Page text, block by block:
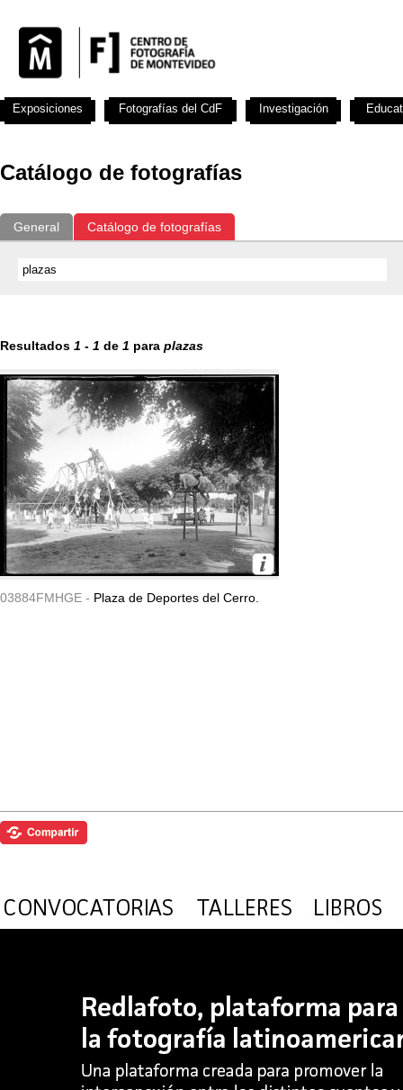
Catálogo de fotografías
General Catálogo de fotografías
Resultados 1 - 1 de 1 para plazas
03884FMHGE - Plaza de Deportes del Cerro.
Exposiciones Fotografías del CdF Investigación